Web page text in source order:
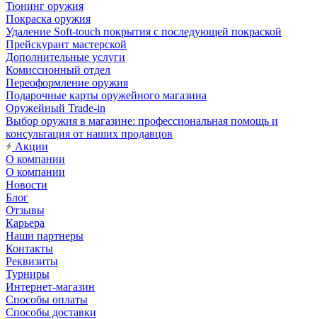
Тюнинг оружия
Покраска оружия
Удаление Soft-touch покрытия с последующей покраской
Прейскурант мастерской
Дополнительные услуги
Комиссионный отдел
Переоформление оружия
Подарочные карты оружейного магазина
Оружейный Trade-in
Выбор оружия в магазине: профессиональная помощь и
консультация от наших продавцов
Акции
О компании
О компании
Новости
Блог
Отзывы
Карьера
Наши партнеры
Контакты
Реквизиты
Турниры
Интернет-магазин
Способы оплаты
Способы доставки